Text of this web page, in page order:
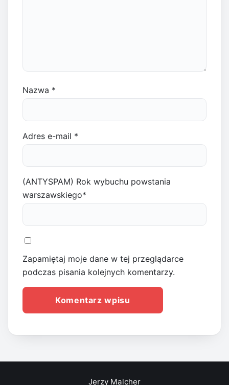
Nazwa *
Adres e-mail *
(ANTYSPAM) Rok wybuchu powstania
warszawskiego*
Zapamiętaj moje dane w tej przeglądarce
podczas pisania kolejnych komentarzy.
Jerzy Malcher